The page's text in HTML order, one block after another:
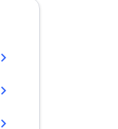
chevron_right
chevron_right
chevron_right